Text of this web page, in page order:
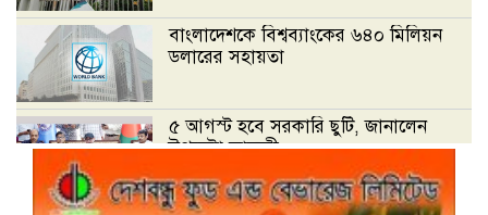
বাংলাদেশকে বিশ্বব্যাংকের ৬৪০ মিলিয়ন
ডলারের সহায়তা
৫ আগস্ট হবে সরকারি ছুটি, জানালেন
উপদেষ্টা ফারুকী